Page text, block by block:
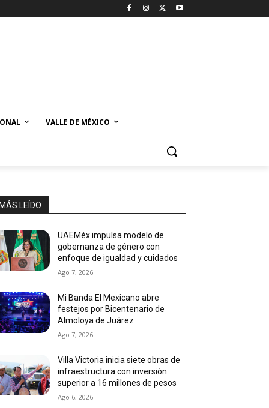
VALLE DE MÉXICO
LEÍDO
UAEMéx impulsa modelo de
gobernanza de género con
enfoque de igualdad y cuidados
Ago 7, 2026
Mi Banda El Mexicano abre
festejos por Bicentenario de
Almoloya de Juárez
Ago 7, 2026
Villa Victoria inicia siete obras de
infraestructura con inversión
superior a 16 millones de pesos
Ago 6, 2026